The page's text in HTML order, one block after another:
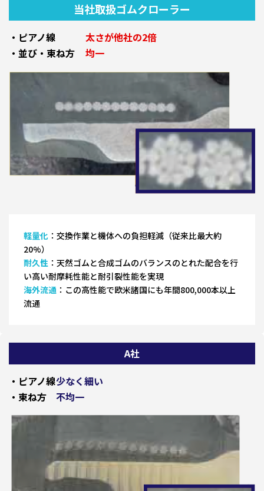
当社取扱ゴムクローラー
・ピアノ線
太さが他社の2倍
・並び・束ね方
均一
軽量化 ：交換作業と機体への負担軽減（従来比最大約
20%）
耐久性 ：天然ゴムと合成ゴムのバランスのとれた配合を行
い高い耐摩耗性能と耐引裂性能を実現
海外流通 ：この高性能で欧米諸国にも年間800,000本以上
流通
A社
・ピアノ線少なく細い
・束ね方
不均一